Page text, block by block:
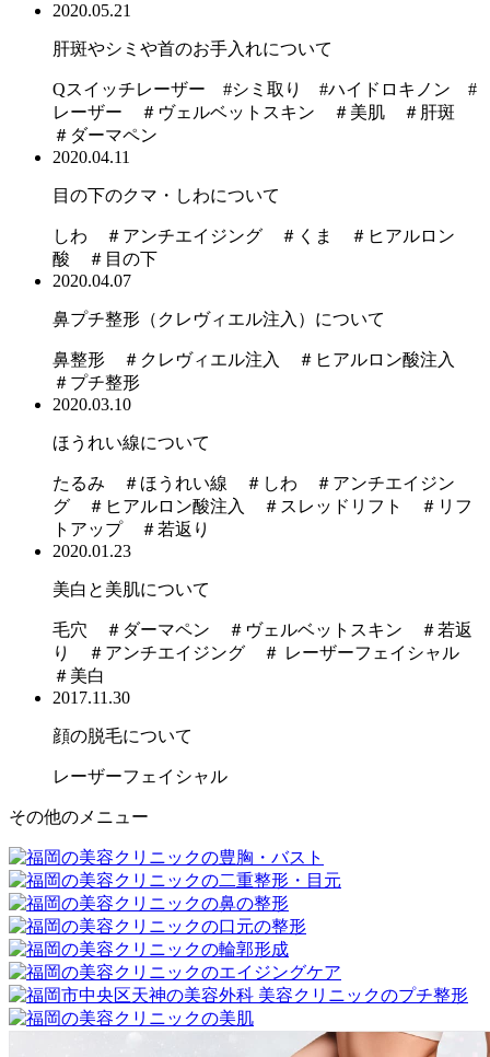
2020.05.21
肝斑やシミや首のお手入れについて
Qスイッチレーザー #シミ取り #ハイドロキノン #
レーザー ＃ヴェルベットスキン ＃美肌 ＃肝斑
＃ダーマペン
2020.04.11
目の下のクマ・しわについて
しわ ＃アンチエイジング ＃くま ＃ヒアルロン
酸 ＃目の下
2020.04.07
鼻プチ整形（クレヴィエル注入）について
鼻整形 ＃クレヴィエル注入 ＃ヒアルロン酸注入
＃プチ整形
2020.03.10
ほうれい線について
たるみ ＃ほうれい線 ＃しわ ＃アンチエイジン
グ ＃ヒアルロン酸注入 ＃スレッドリフト ＃リフ
トアップ ＃若返り
2020.01.23
美白と美肌について
毛穴 ＃ダーマペン ＃ヴェルベットスキン ＃若返
り ＃アンチエイジング ＃ レーザーフェイシャル
＃美白
2017.11.30
顔の脱毛について
レーザーフェイシャル
その他のメニュー